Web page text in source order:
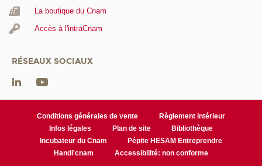
La boutique du Cnam
Accès à l'intraCnam
RÉSEAUX SOCIAUX
Conditions générales de vente
Règlement intérieur
Infos légales
Plan de site
Bibliothèque
Incubateur du Cnam
Pépite HESAM Entreprendre
Handi'cnam
Accessibilité: non conforme